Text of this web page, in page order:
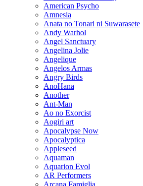
American Psycho
Amnesia
Anata no Tonari ni Suwarasete
Andy Warhol
Angel Sanctuary
Angelina Jolie
Angelique
Angelos Armas
Angry Birds
AnoHana
Another
Ant-Man
Ao no Exorcist
Aogiri art
Apocalypse Now
Apocalyptica
Appleseed
Aquaman
Aquarion Evol
AR Performers
Arcana Famiglia